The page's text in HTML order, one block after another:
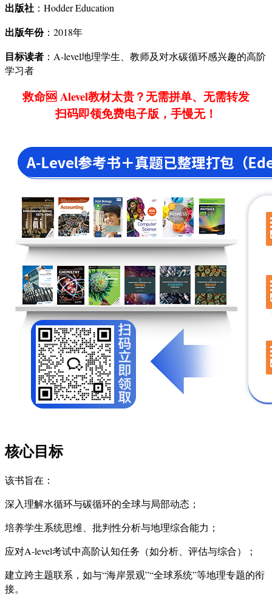
出版社 ：Hodder Education
出版年份：2018年
目标读者 ：A-level地理学生、教师及对水碳循环感兴趣的高阶
学习者
救命🆘 Alevel教材太贵？无需拼单、无需转发
扫码即领免费电子版，手慢无！
核心目标
该书旨在：
深入理解水循环与碳循环的全球与局部动态；
培养学生系统思维、批判性分析与地理综合能力；
应对A-level考试中高阶认知任务（如分析、评估与综合）；
建立跨主题联系，如与“海岸景观”“全球系统”等地理专题的衔
接。